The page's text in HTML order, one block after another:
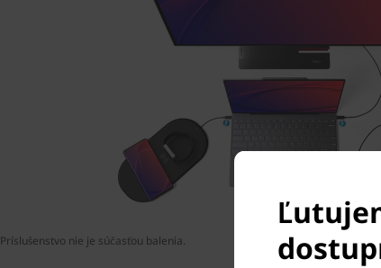
Príslušenstvo nie je súčasťou balenia.